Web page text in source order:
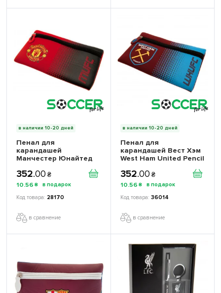
в наличии 10-20 дней
Пенал для
карандашей
Манчестер Юнайтед
352.00 ₴
10.56 ₴
28170
в сравнение
в наличии 10-20 дней
Пенал для
карандашей Вест Хэм
West Ham United Pencil
352.00 ₴
10.56 ₴
36014
в сравнение